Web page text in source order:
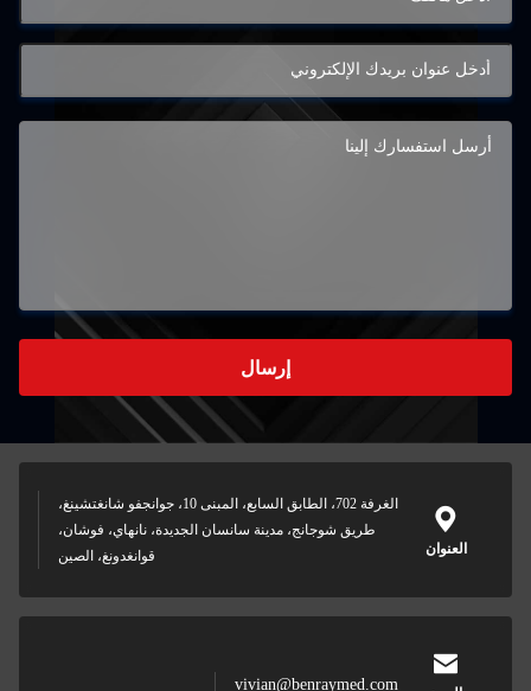
الغرفة 702، الطابق السابع، المبنى 10، جوانجفو شانغتشينغ،
طريق شوجانج، مدينة سانسان الجديدة، نانهاي، فوشان،
vivian@benraymed.com